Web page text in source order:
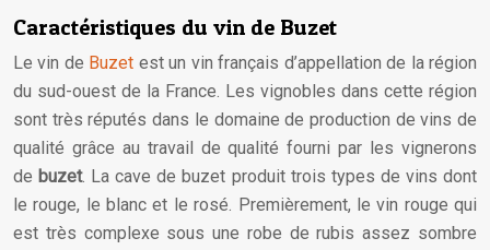
Caractéristiques du vin de Buzet
Le vin de Buzet est un vin français d’appellation de la région
du sud-ouest de la France. Les vignobles dans cette région
sont très réputés dans le domaine de production de vins de
qualité grâce au travail de qualité fourni par les vignerons
de buzet. La cave de buzet produit trois types de vins dont
le rouge, le blanc et le rosé. Premièrement, le vin rouge qui
est très complexe sous une robe de rubis assez sombre